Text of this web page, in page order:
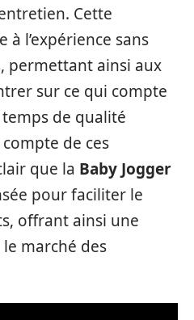
Cette
l’expérience sans
permettant ainsi aux
sur ce qui compte
de qualité
de ces
que la Baby Jogger
pour faciliter le
offrant ainsi une
marché des